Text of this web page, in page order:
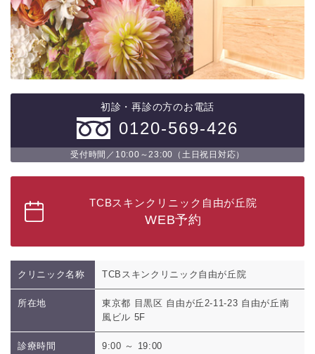
初診・再診の方のお電話
0120-569-426
受付時間／10:00～23:00（土日祝日対応）
TCBスキンクリニック自由が丘院
WEB予約
クリニック名称 TCBスキンクリニック自由が丘院
所在地
東京都 目黒区 自由が丘2-11-23 自由が丘南
風ビル 5F
診療時間
9:00 ～ 19:00